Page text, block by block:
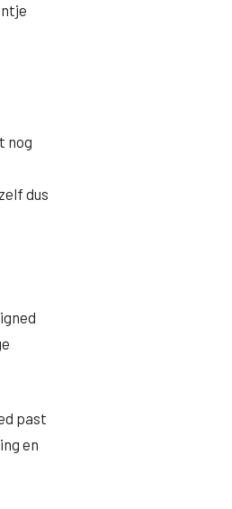
nog
dus
past
en